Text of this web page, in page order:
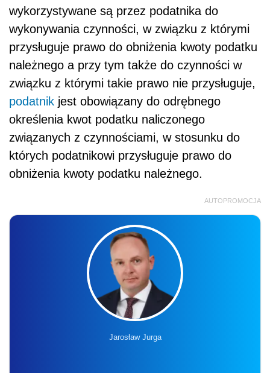
wykorzystywane są przez podatnika do
wykonywania czynności, w związku z którymi
przysługuje prawo do obniżenia kwoty podatku
należnego a przy tym także do czynności w
związku z którymi takie prawo nie przysługuje,
podatnik jest obowiązany do odrębnego
określenia kwot podatku naliczonego
związanych z czynnościami, w stosunku do
których podatnikowi przysługuje prawo do
obniżenia kwoty podatku należnego.
AUTOPROMOCJA
Jarosław Jurga